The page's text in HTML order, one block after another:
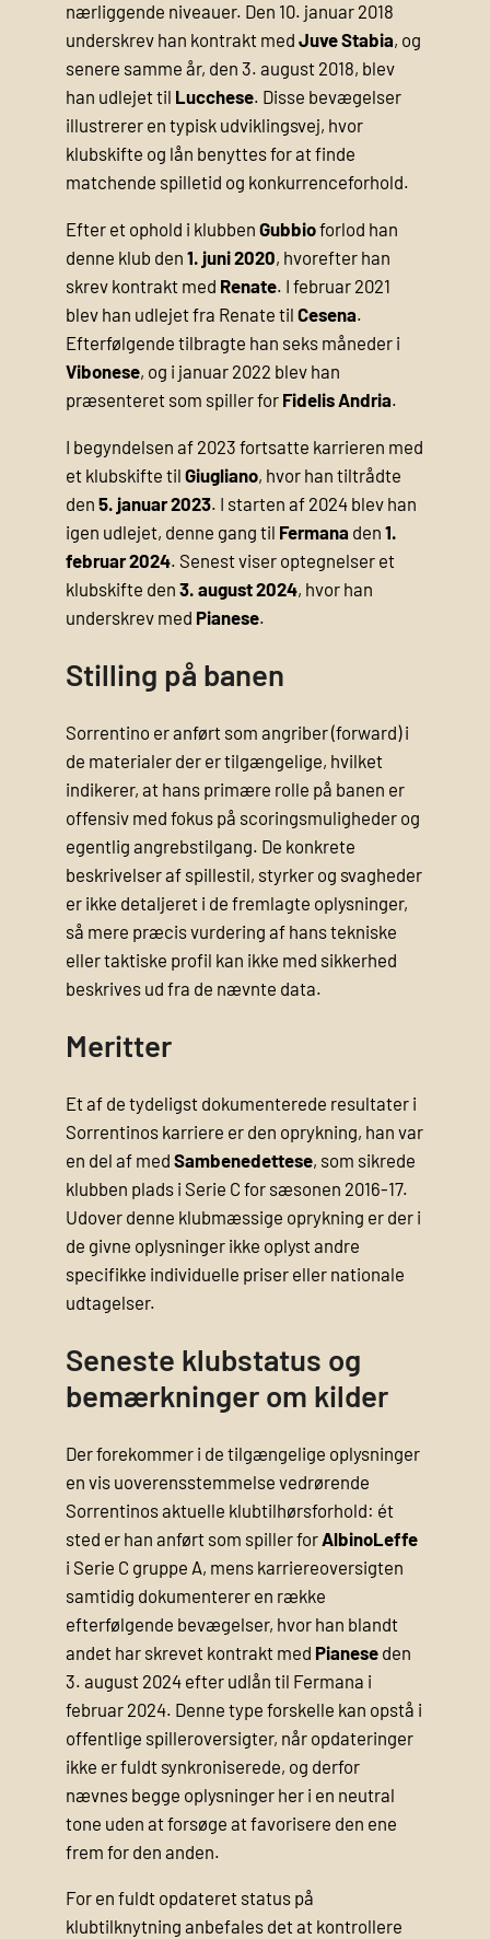
nærliggende niveauer. Den 10. januar 2018
underskrev han kontrakt med Juve Stabia, og
senere samme år, den 3. august 2018, blev
han udlejet til Lucchese. Disse bevægelser
illustrerer en typisk udviklingsvej, hvor
klubskifte og lån benyttes for at finde
matchende spilletid og konkurrenceforhold.
Efter et ophold i klubben Gubbioforlod han
denne klub den 1. juni 2020, hvorefter han
skrev kontrakt med Renate. I februar 2021
blev han udlejet fra Renate til Cesena.
Efterfølgende tilbragte han seks måneder i
Vibonese, og i januar 2022 blev han
præsenteret som spiller for Fidelis Andria.
I begyndelsen af 2023 fortsatte karrieren med
et klubskifte til Giugliano, hvor han tiltrådte
den 5. januar 2023. I starten af 2024 blev han
igen udlejet, denne gang til Fermana den 1.
februar 2024. Senest viser optegnelser et
klubskifte den 3. august 2024, hvor han
underskrev med Pianese.
Stilling på banen
Sorrentino er anført som angriber (forward) i
de materialer der er tilgængelige, hvilket
indikerer, at hans primære rolle på banen er
offensiv med fokus på scoringsmuligheder og
egentlig angrebstilgang. De konkrete
beskrivelser af spillestil, styrker og svagheder
er ikke detaljeret i de fremlagte oplysninger,
så mere præcis vurdering af hans tekniske
eller taktiske profil kan ikke med sikkerhed
beskrives ud fra de nævnte data.
Meritter
Et af de tydeligst dokumenterede resultater i
Sorrentinos karriere er den oprykning, han var
en del af med Sambenedettese, som sikrede
klubben plads i Serie C for sæsonen 2016-17.
Udover denne klubmæssige oprykning er der i
de givne oplysninger ikke oplyst andre
specifikke individuelle priser eller nationale
udtagelser.
Seneste klubstatus og
bemærkninger om kilder
Der forekommer i de tilgængelige oplysninger
en vis uoverensstemmelse vedrørende
Sorrentinos aktuelle klubtilhørsforhold: ét
sted er han anført som spiller for AlbinoLeffe
i Serie C gruppe A, mens karriereoversigten
samtidig dokumenterer en række
efterfølgende bevægelser, hvor han blandt
andet har skrevet kontrakt med Pianeseden
3. august 2024 efter udlån til Fermana i
februar 2024. Denne type forskelle kan opstå i
offentlige spilleroversigter, når opdateringer
ikke er fuldt synkroniserede, og derfor
nævnes begge oplysninger her i en neutral
tone uden at forsøge at favorisere den ene
frem for den anden.
For en fuldt opdateret status på
klubtilknytning anbefales det at kontrollere